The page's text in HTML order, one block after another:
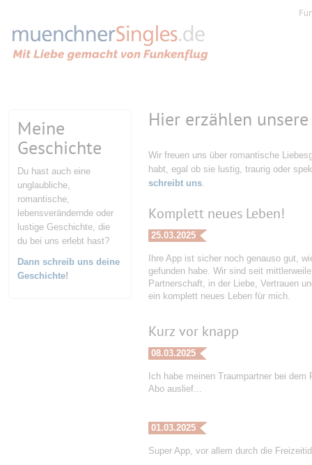
Meine
Geschichte
Du hast auch eine
unglaubliche,
romantische,
lebensverändernde oder
lustige Geschichte, die
du bei uns erlebt hast?
Dann schreib uns deine
Geschichte!
Hier erzählen
Wir freuen uns über romantische
habt, egal ob sie lustig, traurig oder
schreibt uns.
Komplett neues Leben!
25.03.2025
Ihre App ist sicher noch genauso gut,
gefunden habe. Wir sind seit
Partnerschaft, in der Liebe, Vertrauen
ein komplett neues Leben für mich.
Kurz vor knapp
08.03.2025
Ich habe meinen Traumpartner bei
Abo auslief...
01.03.2025
Super App, vor allem durch die